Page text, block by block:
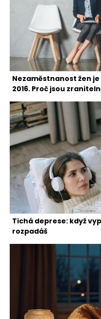
Nezaměstnanost žen
2016. Proč jsou
Tichá deprese: když
rozpadáš